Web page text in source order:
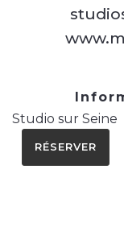
Studio sur Seine
RÉSERVER